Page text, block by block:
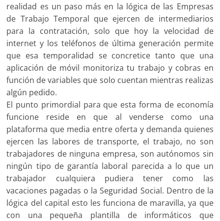
realidad es un paso más en la lógica de las Empresas
de Trabajo Temporal que ejercen de intermediarios
para la contratación, solo que hoy la velocidad de
internet y los teléfonos de última generación permite
que esa temporalidad se concretice tanto que una
aplicación de móvil monitoriza tu trabajo y cobras en
función de variables que solo cuentan mientras realizas
algún pedido.
El punto primordial para que esta forma de economía
funcione reside en que al venderse como una
plataforma que media entre oferta y demanda quienes
ejercen las labores de transporte, el trabajo, no son
trabajadores de ninguna empresa, son autónomos sin
ningún tipo de garantía laboral parecida a lo que un
trabajador cualquiera pudiera tener como las
vacaciones pagadas o la Seguridad Social. Dentro de la
lógica del capital esto les funciona de maravilla, ya que
con una pequeña plantilla de informáticos que